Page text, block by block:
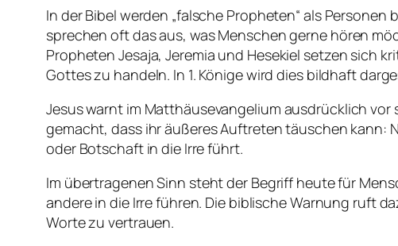
In der Bibel werden „falsche Propheten“ als
sprechen oft das aus, was Menschen gerne hören
Propheten Jesaja, Jeremia und Hesekiel setzen sich
Gottes zu handeln. In 1. Könige wird dies bildhaft
Jesus warnt im Matthäusevangelium ausdrücklich
gemacht, dass ihr äußeres Auftreten täuschen kann:
oder Botschaft in die Irre führt.
Im übertragenen Sinn steht der Begriff heute für
andere in die Irre führen. Die biblische Warnung ruft
Worte zu vertrauen.